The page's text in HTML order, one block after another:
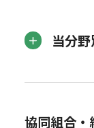
当分
協同組合・